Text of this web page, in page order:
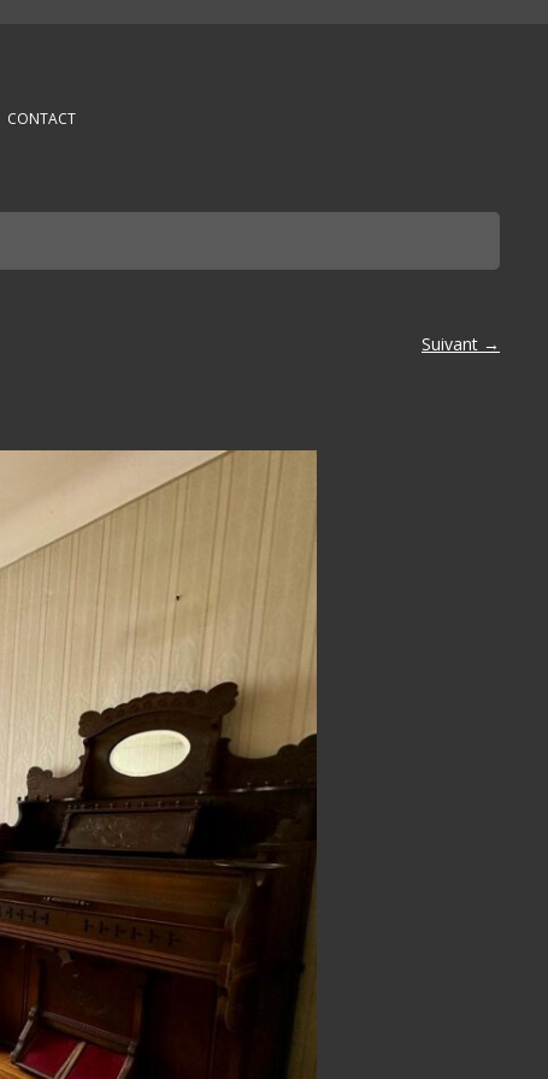
CONTACT
Suivant →